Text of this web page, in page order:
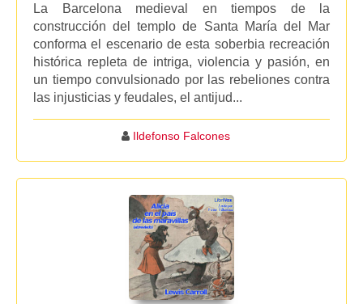
La Barcelona medieval en tiempos de la
construcción del templo de Santa María del Mar
conforma el escenario de esta soberbia recreación
histórica repleta de intriga, violencia y pasión, en
un tiempo convulsionado por las rebeliones contra
las injusticias y feudales, el antijud...
Ildefonso Falcones